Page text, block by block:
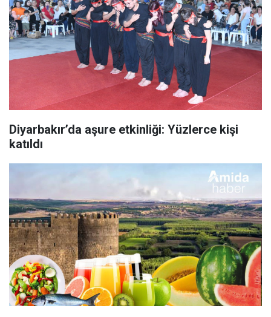
Diyarbakır’da aşure etkinliği: Yüzlerce kişi
katıldı